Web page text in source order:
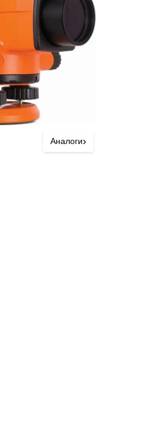
Аналоги›